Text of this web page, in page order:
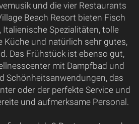
und die vier Restaurants
Beach Resort bieten Fisch
Spezialitäten, tolle
Küche und natürlich sehr gutes,
Das Frühstück ist ebenso gut,
mit Dampfbad und
Schönheitsanwendungen, das
oder der perfekte Service und
und aufmerksame Personal.